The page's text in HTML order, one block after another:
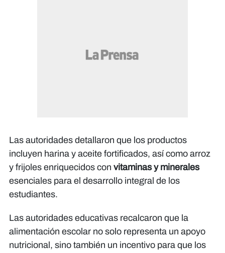
Las autoridades detallaron que los productos
incluyen harina y aceite fortificados, así como arroz
y frijoles enriquecidos con vitaminas y minerales
esenciales para el desarrollo integral de los
estudiantes.
Las autoridades educativas recalcaron que la
alimentación escolar no solo representa un apoyo
nutricional, sino también un incentivo para que los